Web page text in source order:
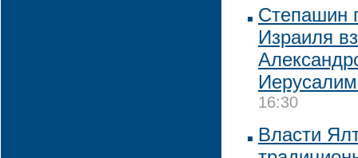
Степашин
Израиля
16:30
Власти